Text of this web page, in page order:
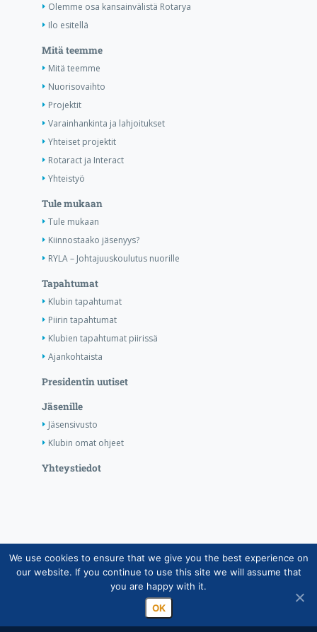
Olemme osa kansainvälistä Rotarya
Ilo esitellä
Mitä teemme
Mitä teemme
Nuorisovaihto
Projektit
Varainhankinta ja lahjoitukset
Yhteiset projektit
Rotaract ja Interact
Yhteistyö
Tule mukaan
Tule mukaan
Kiinnostaako jäsenyys?
RYLA – Johtajuuskoulutus nuorille
Tapahtumat
Klubin tapahtumat
Piirin tapahtumat
Klubien tapahtumat piirissä
Ajankohtaista
Presidentin uutiset
Jäsenille
Jäsensivusto
Klubin omat ohjeet
Yhteystiedot
Copyright © Suomen Rotarypalvelu ry 2026 |
Jäsentietojärjestelmän tietosuojaseloste| Henkilötietojen
käsittely Rotarytoiminnassa
We use cookies to ensure that we give you the best experience on
our website. If you continue to use this site we will assume that
you are happy with it.
OK